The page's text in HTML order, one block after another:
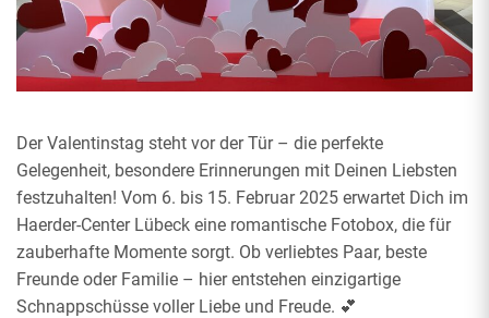
Der Valentinstag steht vor der Tür – die perfekte
Gelegenheit, besondere Erinnerungen mit Deinen Liebsten
festzuhalten! Vom 6. bis 15. Februar 2025 erwartet Dich im
Haerder-Center Lübeck eine romantische Fotobox, die für
zauberhafte Momente sorgt. Ob verliebtes Paar, beste
Freunde oder Familie – hier entstehen einzigartige
Schnappschüsse voller Liebe und Freude. 💕